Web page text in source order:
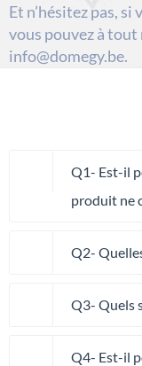
Et n’hésitez pas,
vous pouvez à
info@domegy.be.
Q1- Est-il
produit ne
Q2-
Q3- Quels
Q4- Est-il